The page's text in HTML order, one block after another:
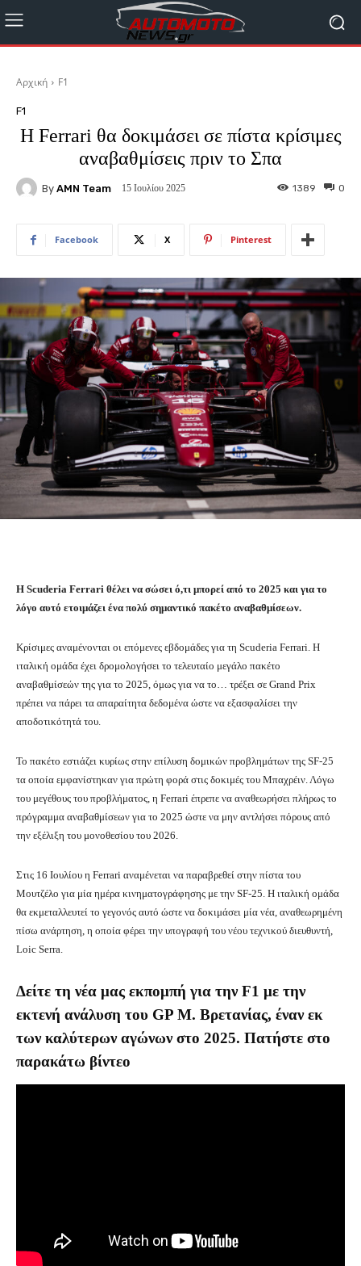
Αρχική F1
F1
H Ferrari θα δοκιμάσει σε πίστα κρίσιμες
αναβαθμίσεις πριν το Σπα
By AMN Team 15 Ιουλίου 2025 0
1389
Facebook X Pinterest
H Scuderia Ferrari θέλει να σώσει ό,τι μπορεί από το 2025 και για το
λόγο αυτό ετοιμάζει ένα πολύ σημαντικό πακέτο αναβαθμίσεων.
Κρίσιμες αναμένονται οι επόμενες εβδομάδες για τη Scuderia Ferrari. H
ιταλική ομάδα έχει δρομολογήσει το τελευταίο μεγάλο πακέτο
αναβαθμίσεών της για το 2025, όμως για να το… τρέξει σε Grand Prix
πρέπει να πάρει τα απαραίτητα δεδομένα ώστε να εξασφαλίσει την
αποδοτικότητά του.
Το πακέτο εστιάζει κυρίως στην επίλυση δομικών προβλημάτων της SF-25
τα οποία εμφανίστηκαν για πρώτη φορά στις δοκιμές του Μπαχρέιν. Λόγω
του μεγέθους του προβλήματος, η Ferrari έπρεπε να αναθεωρήσει πλήρως το
πρόγραμμα αναβαθμίσεων για το 2025 ώστε να μην αντλήσει πόρους από
την εξέλιξη του μονοθεσίου του 2026.
Στις 16 Ιουλίου η Ferrari αναμένεται να παραβρεθεί στην πίστα του
Μουτζέλο για μία ημέρα κινηματογράφησης με την SF-25. Η ιταλική ομάδα
θα εκμεταλλευτεί το γεγονός αυτό ώστε να δοκιμάσει μία νέα, αναθεωρημένη
πίσω ανάρτηση, η οποία φέρει την υπογραφή του νέου τεχνικού διευθυντή,
Loic Serra.
Δείτε τη νέα μας εκπομπή για την F1 με την
εκτενή ανάλυση του GP M. Βρετανίας, έναν εκ
των καλύτερων αγώνων στο 2025. Πατήστε στο
παρακάτω βίντεο